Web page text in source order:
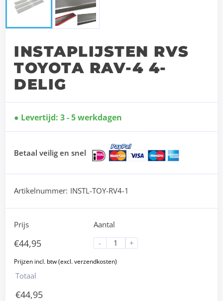
INSTAPLIJSTEN RVS
TOYOTA RAV-4 4-
DELIG
Levertijd: 3 - 5 werkdagen
Betaal veilig en snel
Artikelnummer: INSTL-TOY-RV4-1
Prijs
€44,95
Aantal
-
+
Totaal
€44,95